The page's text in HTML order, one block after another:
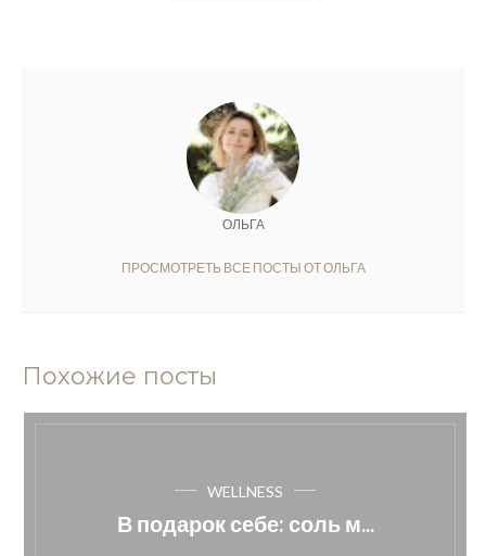
ОЛЬГА
ПРОСМОТРЕТЬ ВСЕ ПОСТЫ ОТ ОЛЬГА
Похожие посты
WELLNESS
В подарок себе: соль м...